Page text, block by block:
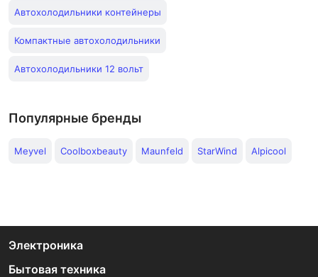
Автохолодильники контейнеры
Компактные автохолодильники
Автохолодильники 12 вольт
Популярные бренды
Meyvel Coolboxbeauty Maunfeld StarWind Alpicool
Электроника
Бытовая техника